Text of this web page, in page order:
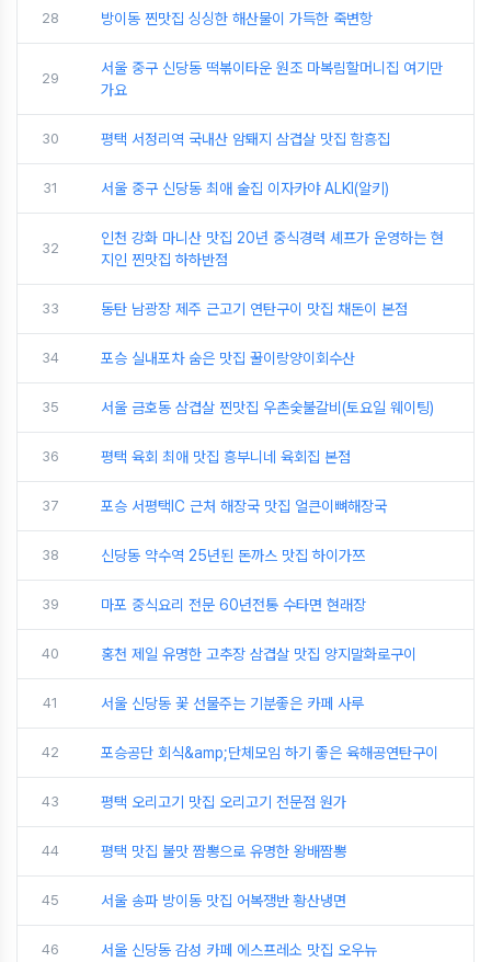
28 방이동 찐맛집 싱싱한 해산물이 가득한 죽변항
29
서울 중구 신당동 떡볶이타운 원조 마복림할머니집 여기만
가요
30 평택 서정리역 국내산 암퇘지 삼겹살 맛집 함흥집
31 서울 중구 신당동 최애 술집 이자카야 ALKI(알키)
32
인천 강화 마니산 맛집 20년 중식경력 셰프가 운영하는 현
지인 찐맛집 하하반점
33 동탄 남광장 제주 근고기 연탄구이 맛집 채돈이 본점
34 포승 실내포차 숨은 맛집 꿀이랑양이회수산
35 서울 금호동 삼겹살 찐맛집 우촌숯불갈비(토요일 웨이팅)
36 평택 육회 최애 맛집 흥부니네 육회집 본점
37 포승 서평택IC 근처 해장국 맛집 얼큰이뼈해장국
38 신당동 약수역 25년된 돈까스 맛집 하이가쯔
39 마포 중식요리 전문 60년전통 수타면 현래장
40 홍천 제일 유명한 고추장 삼겹살 맛집 양지말화로구이
41 서울 신당동 꽃 선물주는 기분좋은 카페 사루
42 포승공단 회식&amp;단체모임 하기 좋은 육해공연탄구이
43 평택 오리고기 맛집 오리고기 전문점 원가
44 평택 맛집 불맛 짬뽕으로 유명한 왕배짬뽕
45 서울 송파 방이동 맛집 어복쟁반 황산냉면
46 서울 신당동 감성 카페 에스프레소 맛집 오우뉴